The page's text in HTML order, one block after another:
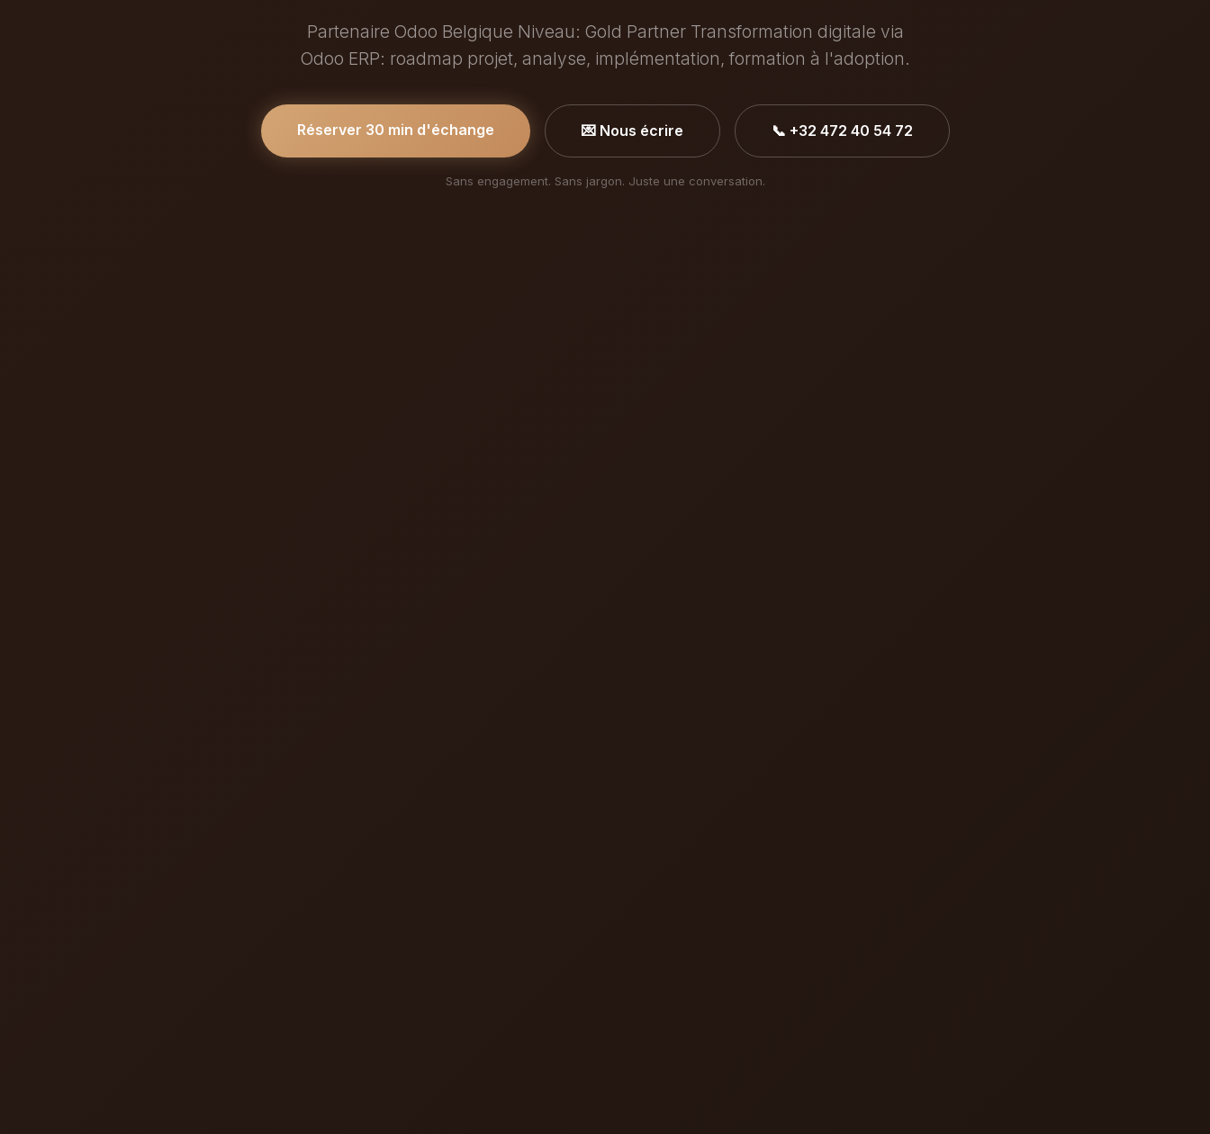
Partenaire Odoo Belgique Niveau: Gold Partner Transformation digitale via
Odoo ERP: roadmap projet, analyse, implémentation, formation à l'adoption.
Réserver 30 min d'échange 💌 Nous écrire 📞 +32 472 40 54 72
Sans engagement. Sans jargon. Juste une conversation.